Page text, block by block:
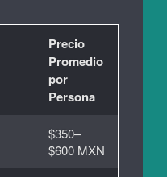
Precio
Promedio
por
Persona
$350–
$600 MXN